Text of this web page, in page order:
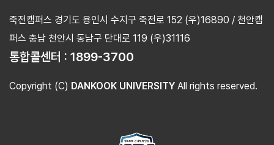
죽전캠퍼스 경기도 용인시 수지구 죽전로 152 (우)16890 / 천안캠
퍼스 충남 천안시 동남구 단대로 119 (우)31116
통합콜센터 : 1899-3700
Copyright (C) DANKOOK UNIVERSITY All rights reserved.